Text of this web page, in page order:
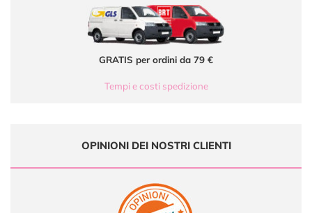
GRATIS per ordini da 79 €
Tempi e costi spedizione
OPINIONI DEI NOSTRI CLIENTI